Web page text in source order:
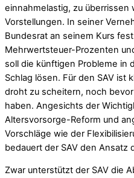
einnahmelastig, zu überrissen
Vorstellungen. In seiner
Bundesrat an seinem Kurs
Mehrwertsteuer-Prozenten
soll die künftigen Probleme in
Schlag lösen. Für den SAV ist
droht zu scheitern, noch
haben. Angesichts der
Altersvorsorge-Reform und
Vorschläge wie der
bedauert der SAV den Ansatz
Zwar unterstützt der SAV die